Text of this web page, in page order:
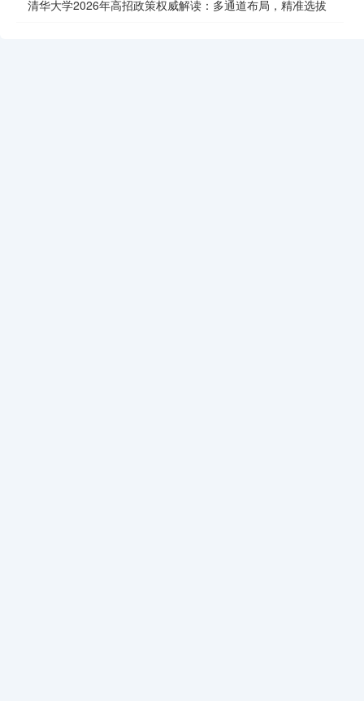
学项目
清华大学2026年高招政策权威解读：多通道布局，精准选拔